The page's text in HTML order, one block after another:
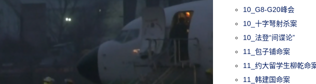
10_G8-G20峰会
10_十字弩射杀案
10_法登“间谍论”
11_包子铺命案
11_约大留学生柳乾命
11_韩建国命案